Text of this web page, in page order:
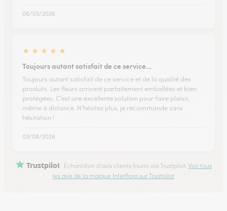
06/03/2026
★ ★ ★ ★ ★
Toujours autant satisfait de ce service…
Toujours autant satisfait de ce service et de la qualité des
produits. Les fleurs arrivent parfaitement emballées et bien
protégées. C’est une excellente solution pour faire plaisir,
même à distance. N’hésitez plus, je recommande sans
hésitation !
03/08/2026
Trustpilot Échantillon d'avis clients fourni via Trustpilot. Voir tous
les avis de la marque Interflora sur Trustpilot